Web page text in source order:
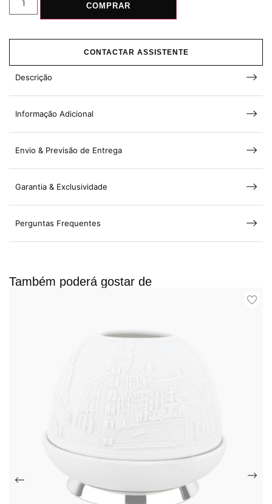
COMPRAR
CONTACTAR ASSISTENTE
Descrição
Informação Adicional
Envio & Previsão de Entrega
Garantia & Exclusividade
Perguntas Frequentes
Também poderá gostar de